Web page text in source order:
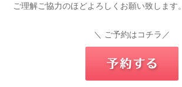
ご理解ご協力のほどよろしくお願い致します。
＼ ご予約はコチラ／